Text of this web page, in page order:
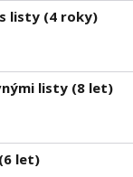
listy (4 roky)
listy (8 let)
let)